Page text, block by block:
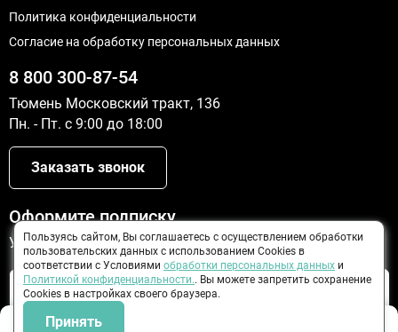
Политика конфиденциальности
Согласие на обработку персональных данных
8 800 300-87-54
Тюмень Московский тракт, 136
Пн. - Пт. с 9:00 до 18:00
Заказать звонок
Оформите подписку
Узнайте о новинках и скидках первыми
Отправить
Нажимая на кнопку "Отправить", я даю своё согласие на
Пользуясь сайтом, Вы соглашаетесь с осуществлением обработки
пользовательских данных с использованием Cookies в
соответствии с Условиями обработки персональных данных и
Политикой конфиденциальности.. Вы можете запретить сохранение
Cookies в настройках своего браузера.
Принять